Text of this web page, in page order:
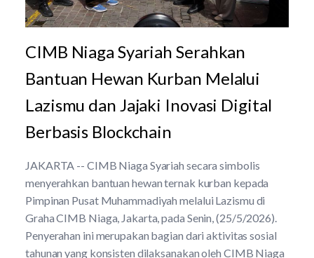
CIMB Niaga Syariah Serahkan
Bantuan Hewan Kurban Melalui
Lazismu dan Jajaki Inovasi Digital
Berbasis Blockchain
JAKARTA -- CIMB Niaga Syariah secara simbolis
menyerahkan bantuan hewan ternak kurban kepada
Pimpinan Pusat Muhammadiyah melalui Lazismu di
Graha CIMB Niaga, Jakarta, pada Senin, (25/5/2026).
Penyerahan ini merupakan bagian dari aktivitas sosial
tahunan yang konsisten dilaksanakan oleh CIMB Niaga